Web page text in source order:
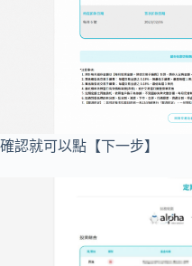
確認就可以點【下一步】